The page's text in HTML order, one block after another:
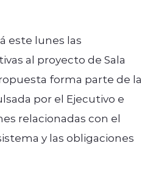
este lunes las
al proyecto de Sala
forma parte de la
por el Ejecutivo e
relacionadas con el
y las obligaciones